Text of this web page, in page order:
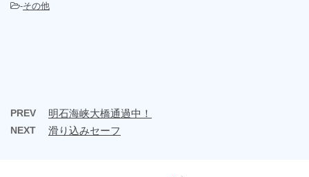
-その他
PREV 明石海峡大橋通過中！
NEXT 滑り込みセーフ